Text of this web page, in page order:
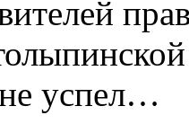
успел…